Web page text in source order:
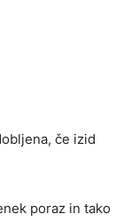
če izid
poraz in tako